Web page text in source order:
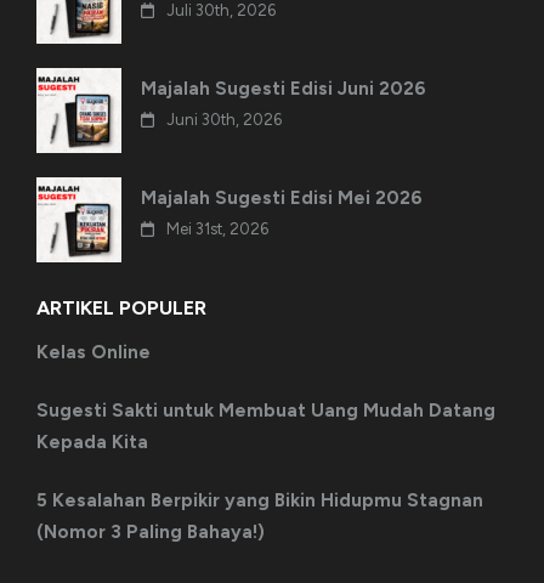
Juli 30th, 2026
Majalah Sugesti Edisi Juni 2026
Juni 30th, 2026
Majalah Sugesti Edisi Mei 2026
Mei 31st, 2026
ARTIKEL POPULER
Kelas Online
Sugesti Sakti untuk Membuat Uang Mudah Datang
Kepada Kita
5 Kesalahan Berpikir yang Bikin Hidupmu Stagnan
(Nomor 3 Paling Bahaya!)